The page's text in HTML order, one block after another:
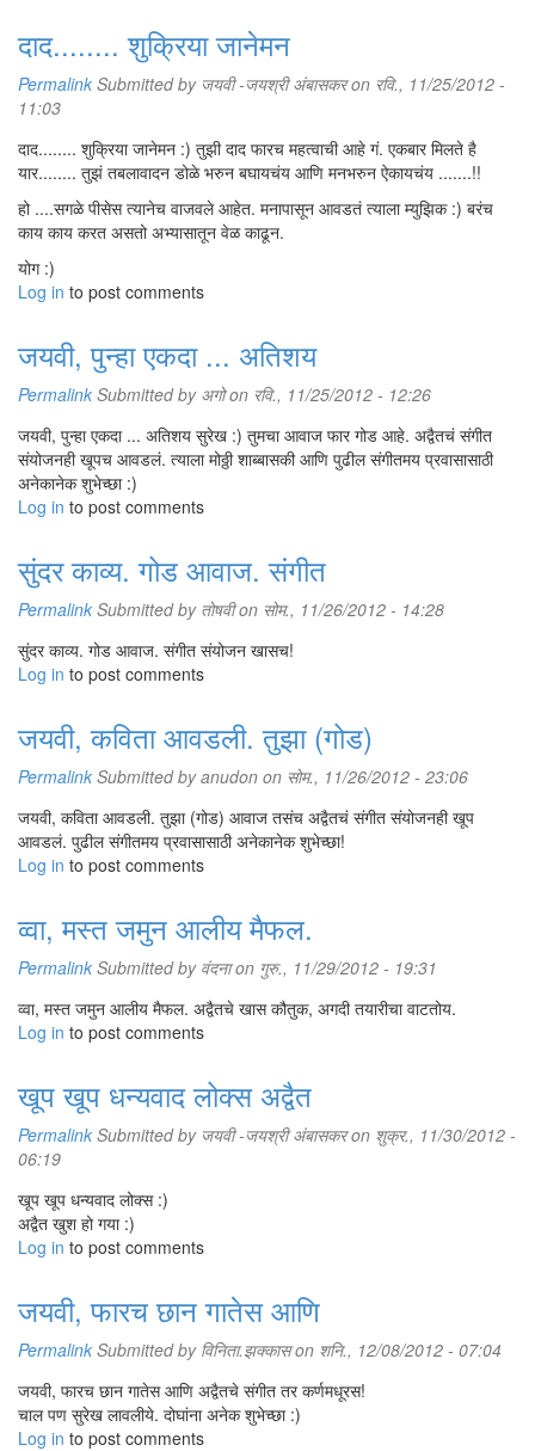
दाद........ शुक्रिया जानेमन
Permalink Submitted by जयवी -जयश्री अंबासकरon रवि., 11/25/2012 -
11:03
दाद........ शुक्रिया जानेमन :) तुझी दाद फारच महत्वाची आहे गं. एकबार मिलते है
यार........ तुझं तबलावादन डोळे भरुन बघायचंय आणि मनभरुन ऐकायचंय .......!!
हो ....सगळे पीसेस त्यानेच वाजवले आहेत. मनापासून आवडतं त्याला म्युझिक :) बरंच
काय काय करत असतो अभ्यासातून वेळ काढून.
योग :)
Log in to post comments
जयवी, पुन्हा एकदा ... अतिशय
Permalink Submitted by अगोon रवि., 11/25/2012 - 12:26
जयवी, पुन्हा एकदा ... अतिशय सुरेख :) तुमचा आवाज फार गोड आहे. अद्वैतचं संगीत
संयोजनही खूपच आवडलं. त्याला मोठ्ठी शाब्बासकी आणि पुढील संगीतमय प्रवासासाठी
अनेकानेक शुभेच्छा :)
Log in to post comments
सुंदर काव्य. गोड आवाज. संगीत
Permalink Submitted by तोषवीon सोम., 11/26/2012 - 14:28
सुंदर काव्य. गोड आवाज. संगीत संयोजन खासच!
Log in to post comments
जयवी, कविता आवडली. तुझा (गोड)
Permalink Submitted byanudon on सोम., 11/26/2012 - 23:06
जयवी, कविता आवडली. तुझा (गोड) आवाज तसंच अद्वैतचं संगीत संयोजनही खूप
आवडलं. पुढील संगीतमय प्रवासासाठी अनेकानेक शुभेच्छा!
Log in to post comments
व्वा, मस्त जमुन आलीय मैफल.
Permalink Submitted by वंदनाon गुरु., 11/29/2012 - 19:31
व्वा, मस्त जमुन आलीय मैफल. अद्वैतचे खास कौतुक, अगदी तयारीचा वाटतोय.
Log in to post comments
खूप खूप धन्यवाद लोक्स अद्वैत
Permalink Submitted by जयवी -जयश्री अंबासकरon शुक्र., 11/30/2012 -
06:19
खूप खूप धन्यवाद लोक्स :)
अद्वैत खुश हो गया :)
Log in to post comments
जयवी, फारच छान गातेस आणि
Permalink Submitted by विनिता.झक्कासon शनि., 12/08/2012 - 07:04
जयवी, फारच छान गातेस आणि अद्वैतचे संगीत तर कर्णमधूरस!
चाल पण सुरेख लावलीये. दोघांना अनेक शुभेच्छा :)
Log in to post comments